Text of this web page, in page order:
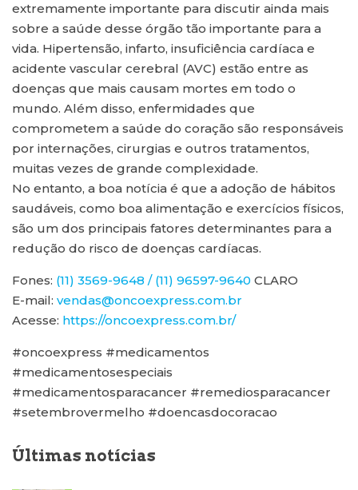
extremamente importante para discutir ainda mais
sobre a saúde desse órgão tão importante para a
vida. Hipertensão, infarto, insuficiência cardíaca e
acidente vascular cerebral (AVC) estão entre as
doenças que mais causam mortes em todo o
mundo. Além disso, enfermidades que
comprometem a saúde do coração são responsáveis
por internações, cirurgias e outros tratamentos,
muitas vezes de grande complexidade.
No entanto, a boa notícia é que a adoção de hábitos
saudáveis, como boa alimentação e exercícios físicos,
são um dos principais fatores determinantes para a
redução do risco de doenças cardíacas.
Fones: (11) 3569-9648 / (11) 96597-9640 CLARO
E-mail: vendas@oncoexpress.com.br
Acesse: https://oncoexpress.com.br/
#oncoexpress #medicamentos
#medicamentosespeciais
#medicamentosparacancer #remediosparacancer
#setembrovermelho #doencasdocoracao
Últimas notícias